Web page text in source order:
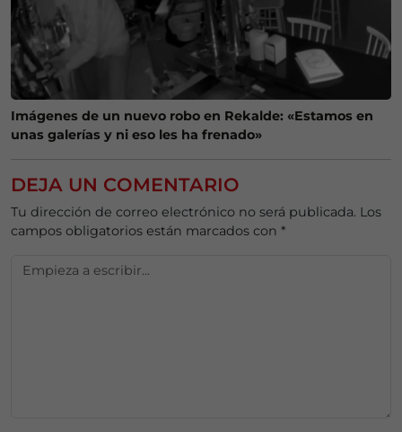
Imágenes de un nuevo robo en Rekalde: «Estamos en
unas galerías y ni eso les ha frenado»
DEJA UN COMENTARIO
Tu dirección de correo electrónico no será publicada. Los
campos obligatorios están marcados con *